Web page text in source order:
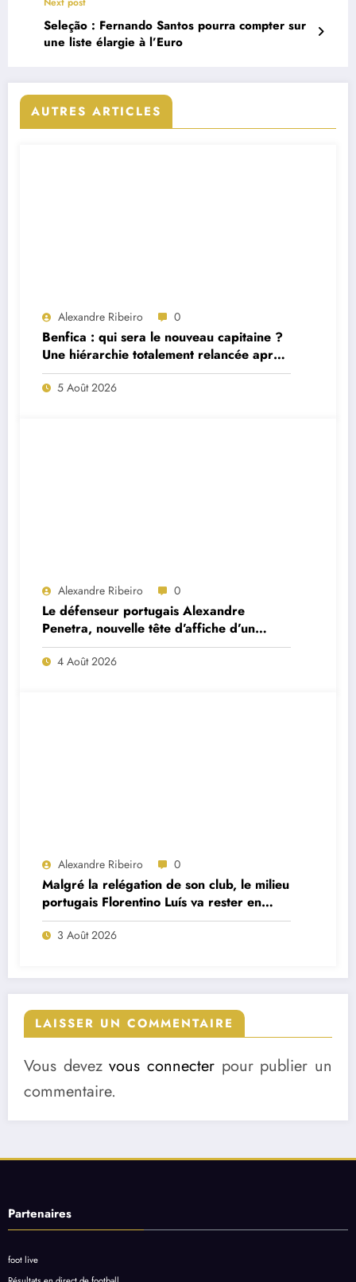
Seleção : Fernando Santos pourra compter sur
une liste élargie à l’Euro
AUTRES ARTICLES
Alexandre Ribeiro 0
Benfica : qui sera le nouveau capitaine ?
Une hiérarchie totalement relancée après
deux départs majeurs
5 Août 2026
Alexandre Ribeiro 0
Le défenseur portugais Alexandre
Penetra, nouvelle tête d’affiche d’un
projet très ambitieux
4 Août 2026
Alexandre Ribeiro 0
Malgré la relégation de son club, le milieu
portugais Florentino Luís va rester en
Premier League
3 Août 2026
LAISSER UN COMMENTAIRE
Vous devezvous connecter pour publier un
commentaire.
Partenaires
foot live